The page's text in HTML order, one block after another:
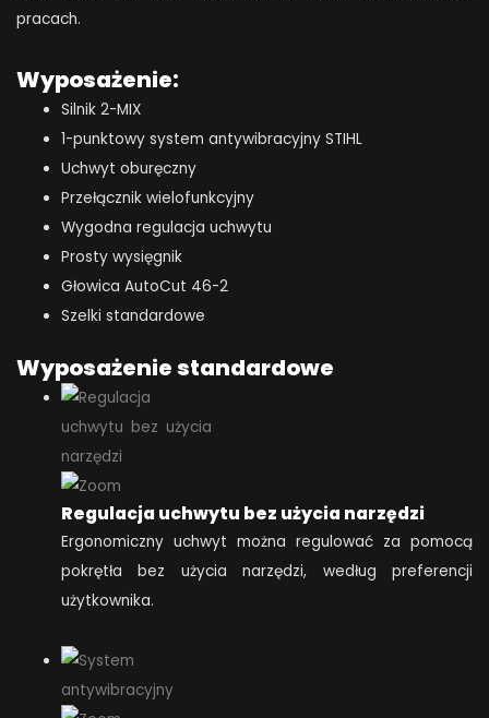
pracach.
Wyposażenie:
Silnik 2-MIX
1-punktowy system antywibracyjny STIHL
Uchwyt oburęczny
Przełącznik wielofunkcyjny
Wygodna regulacja uchwytu
Prosty wysięgnik
Głowica AutoCut 46-2
Szelki standardowe
Wyposażenie standardowe
Regulacja uchwytu bez użycia narzędzi
Ergonomiczny uchwyt można regulować za pomocą
pokrętła bez użycia narzędzi, według preferencji
użytkownika.